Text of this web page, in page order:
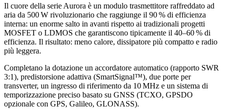
Il cuore della serie Aurora è un modulo trasmettitore raffreddato ad
aria da 500 W rivoluzionario che raggiunge il 90 % di efficienza
interna: un enorme salto in avanti rispetto ai tradizionali progetti
MOSFET o LDMOS che garantiscono tipicamente il 40–60 % di
efficienza. Il risultato: meno calore, dissipatore più compatto e radio
più leggera.
Completano la dotazione un accordatore automatico (rapporto SWR
3:1), predistorsione adattiva (SmartSignal™), due porte per
transverter, un ingresso di riferimento da 10 MHz e un sistema di
temporizzazione preciso basato su GNSS (TCXO, GPSDO
opzionale con GPS, Galileo, GLONASS).